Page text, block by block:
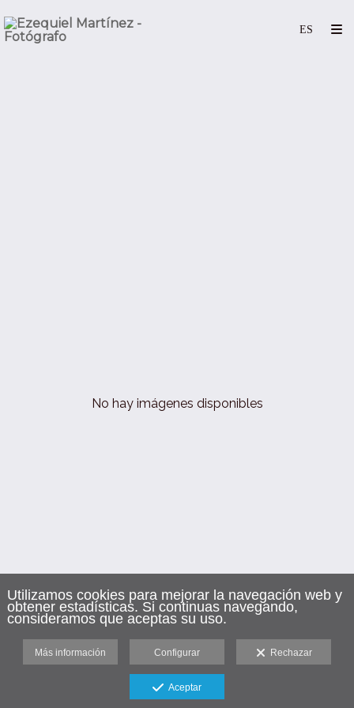
No hay imágenes disponibles
Utilizamos cookies para mejorar la navegación web y
obtener estadísticas. Si continuas navegando,
consideramos que aceptas su uso.
Más información Configurar Rechazar
Aceptar